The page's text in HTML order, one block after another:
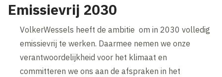
Emissievrij 2030
VolkerWessels heeft de ambitie om in 2030 volledig
emissievrij te werken. Daarmee nemen we onze
verantwoordelijkheid voor het klimaat en
committeren we ons aan de afspraken in het